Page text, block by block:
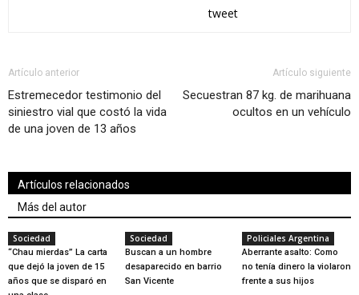
tweet
Artículo anterior
Estremecedor testimonio del
siniestro vial que costó la vida
de una joven de 13 años
Artículo siguiente
Secuestran 87 kg. de marihuana
ocultos en un vehículo
Artículos relacionados
Más del autor
Sociedad
“Chau mierdas” La carta
que dejó la joven de 15
años que se disparó en
Sociedad
Buscan a un hombre
desaparecido en barrio
San Vicente
Policiales Argentina
Aberrante asalto: Como
no tenía dinero la violaron
frente a sus hijos